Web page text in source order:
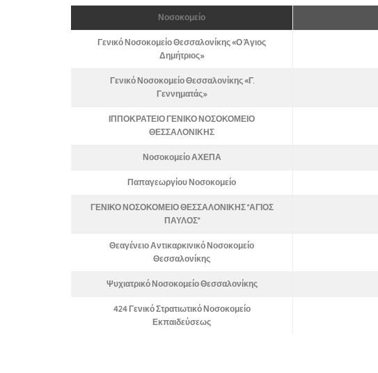
Νοσοκομείο
Γενικό Νοσοκομείο Θεσσαλονίκης «Ο Άγιος
Δημήτριος»
Γενικό Νοσοκομείο Θεσσαλονίκης «Γ.
Γεννηματάς»
ΙΠΠΟΚΡΑΤΕΙΟ ΓΕΝΙΚΟ ΝΟΣΟΚΟΜΕΙΟ
ΘΕΣΣΑΛΟΝΙΚΗΣ
Νοσοκομείο ΑΧΕΠΑ
Παπαγεωργίου Νοσοκομείο
ΓΕΝΙΚΟ ΝΟΣΟΚΟΜΕΙΟ ΘΕΣΣΑΛΟΝΙΚΗΣ “ΑΓΙΟΣ
ΠΑΥΛΟΣ”
Θεαγένειο Αντικαρκινικό Νοσοκομείο
Θεσσαλονίκης
Ψυχιατρικό Νοσοκομείο Θεσσαλονίκης
424 Γενικό Στρατιωτικό Νοσοκομείο
Εκπαιδεύσεως